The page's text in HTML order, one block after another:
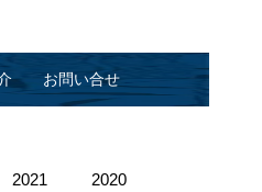
お問い合せ
2021 2020